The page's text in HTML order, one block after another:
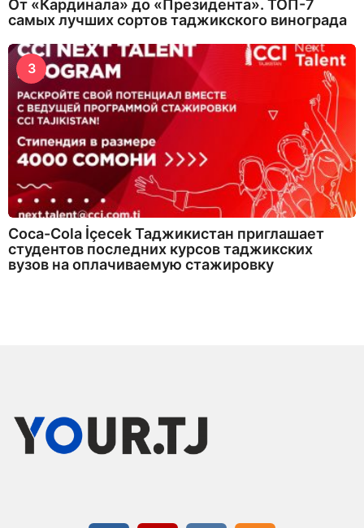
От «Кардинала» до «Президента». ТОП-7
самых лучших сортов таджикского винограда
3
Coca-Cola İçecek Таджикистан приглашает
студентов последних курсов таджикских
вузов на оплачиваемую стажировку